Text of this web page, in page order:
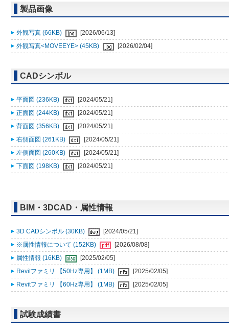
製品画像
外観写真 (66KB)
[2026/06/13]
外観写真<MOVEEYE> (45KB)
[2026/02/04]
CADシンボル
平面図 (236KB)
[2024/05/21]
正面図 (244KB)
[2024/05/21]
背面図 (356KB)
[2024/05/21]
右側面図 (261KB)
[2024/05/21]
左側面図 (260KB)
[2024/05/21]
下面図 (198KB)
[2024/05/21]
BIM・3DCAD・属性情報
3D CADシンボル (30KB)
[2024/05/21]
※属性情報について (152KB)
[2026/08/08]
属性情報 (16KB)
[2025/02/05]
Revitファミリ 【50Hz専用】 (1MB)
[2025/02/05]
Revitファミリ 【60Hz専用】 (1MB)
[2025/02/05]
試験成績書